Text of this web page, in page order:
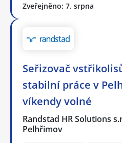
Zveřejněno: 7. srpna
Seřizovač
stabilní práce v
víkendy volné
Randstad HR Solutions
Pelhřimov